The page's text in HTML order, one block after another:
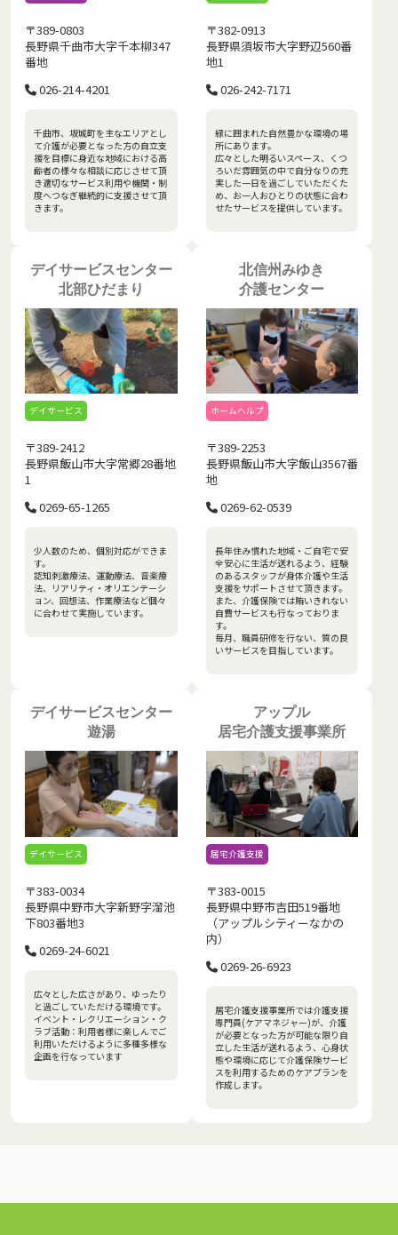
〒389-0803
長野県千曲市大字千本柳347
番地
026-214-4201
千曲市、坂城町を主なエリアとし
て介護が必要となった方の自立支
援を目標に身近な地域における高
齢者の様々な相談に応じさせて頂
き適切なサービス利用や機関・制
度へつなぎ継続的に支援させて頂
きます。
〒382-0913
長野県須坂市大字野辺560番
地1
026-242-7171
緑に囲まれた自然豊かな環境の場
所にあります。
広々とした明るいスペース、くつ
ろいだ雰囲気の中で自分なりの充
実した一日を過ごしていただくた
め、お一人おひとりの状態に合わ
せたサービスを提供しています。
デイサービスセンター
北部ひだまり
デイサービス
〒389-2412
長野県飯山市大字常郷28番地
1
0269-65-1265
少人数のため、個別対応ができま
す。
認知刺激療法、運動療法、音楽療
法、リアリティ・オリエンテーシ
ョン、回想法、作業療法など個々
に合わせて実施しています。
北信州みゆき
介護センター
ホームヘルプ
〒389-2253
長野県飯山市大字飯山3567番
地
0269-62-0539
長年住み慣れた地域・ご自宅で安
全安心に生活が送れるよう、経験
のあるスタッフが身体介護や生活
支援をサポートさせて頂きます。
また、介護保険では賄いきれない
自費サービスも行なっておりま
す。
毎月、職員研修を行ない、質の良
いサービスを目指しています。
デイサービスセンター
遊湯
デイサービス
〒383-0034
長野県中野市大字新野字溜池
下803番地3
0269-24-6021
広々とした広さがあり、ゆったり
と過ごしていただける環境です。
イベント・レクリエーション・ク
ラブ活動：利用者様に楽しんでご
利用いただけるように多種多様な
企画を行なっています
アップル
居宅介護支援事業所
居宅介護支援
〒383-0015
長野県中野市吉田519番地
（アップルシティーなかの
内）
0269-26-6923
居宅介護支援事業所では介護支援
専門員(ケアマネジャー)が、介護
が必要となった方が可能な限り自
立した生活が送れるよう、心身状
態や環境に応じて介護保険サービ
スを利用するためのケアプランを
作成します。